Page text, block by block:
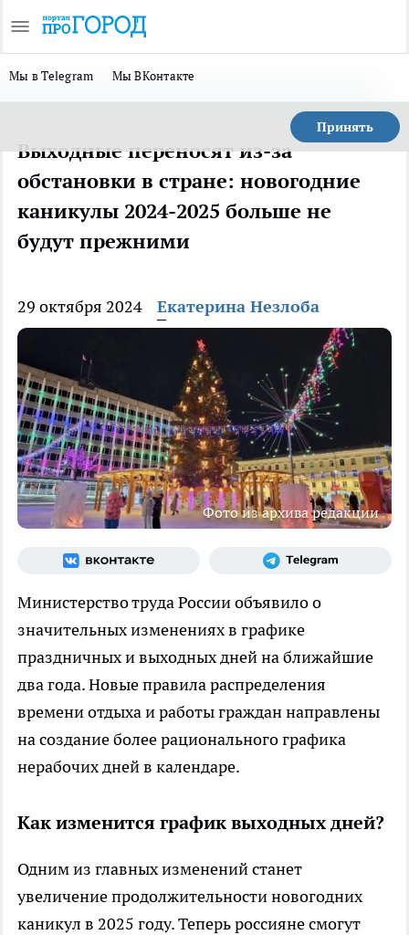
Мы в Telegram Мы ВКонтакте
Принять
Выходные переносят из-за
обстановки в стране: новогодние
каникулы 2024-2025 больше не
будут прежними
29 октября 2024 Екатерина Незлоба
Фото из архива редакции
Министерство труда России объявило о
значительных изменениях в графике
праздничных и выходных дней на ближайшие
два года. Новые правила распределения
времени отдыха и работы граждан направлены
на создание более рационального графика
нерабочих дней в календаре.
Как изменится график выходных дней?
Одним из главных изменений станет
увеличение продолжительности новогодних
каникул в 2025 году. Теперь россияне смогут